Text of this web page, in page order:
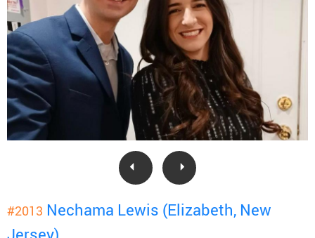
#2013 Nechama Lewis (Elizabeth, New